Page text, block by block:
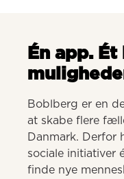
Én app.
Boblberg er en
at skabe flere
Danmark. Derfor
sociale initiativer
finde nye